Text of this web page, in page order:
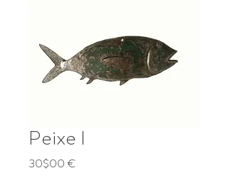
Peixe I
30$00 €